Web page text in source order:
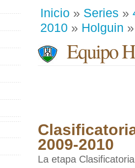
Inicio » Series »
2010 » Holguin
Equipo
2009-2010
La etapa